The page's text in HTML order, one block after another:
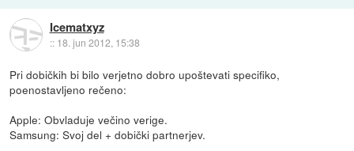
Icematxyz
:: 18. jun 2012, 15:38
Pri dobičkih bi bilo verjetno dobro upoštevati specifiko,
poenostavljeno rečeno:
Apple: Obvladuje večino verige.
Samsung: Svoj del + dobički partnerjev.